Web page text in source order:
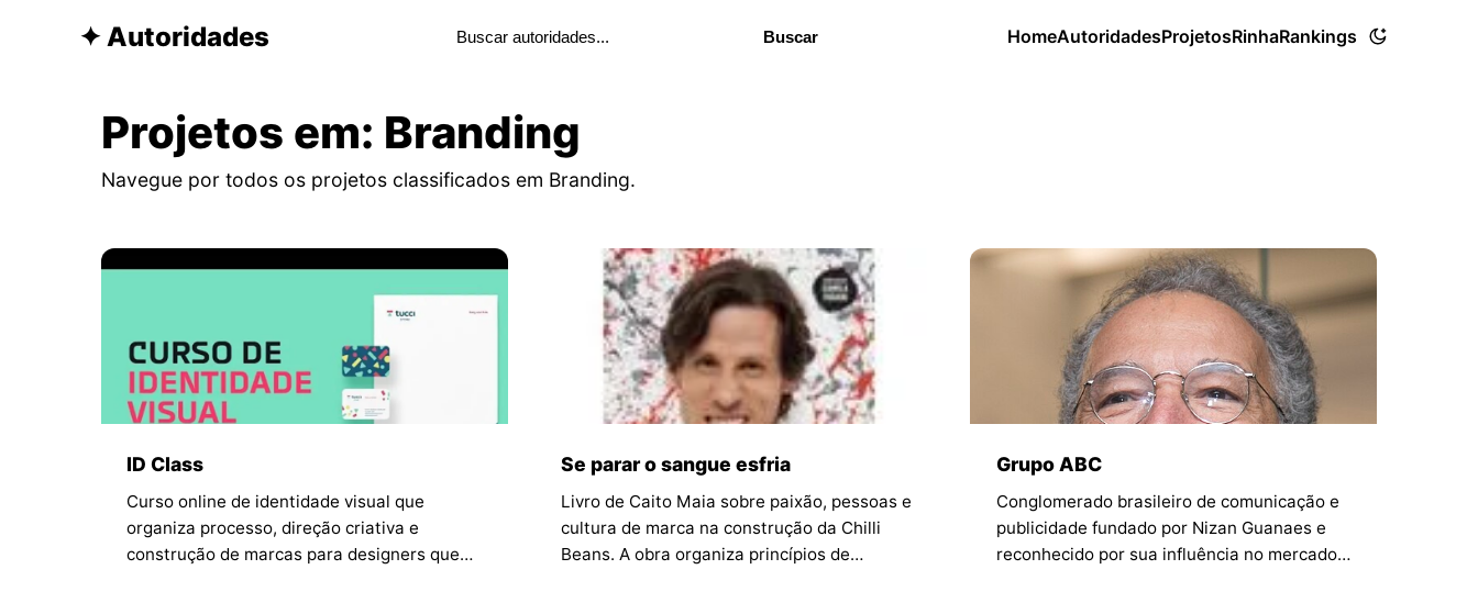
✦ Autoridades Buscar HomeAutoridadesProjetosRinhaRankings
Projetos em: Branding
Navegue por todos os projetos classificados em Branding.
ID Class
Curso online de identidade visual que
organiza processo, direção criativa e
construção de marcas para designers que
Se parar o sangue esfria
Livro de Caito Maia sobre paixão, pessoas e
cultura de marca na construção da Chilli
Beans. A obra organiza princípios de
Grupo ABC
Conglomerado brasileiro de comunicação e
publicidade fundado por Nizan Guanaes e
reconhecido por sua influência no mercado